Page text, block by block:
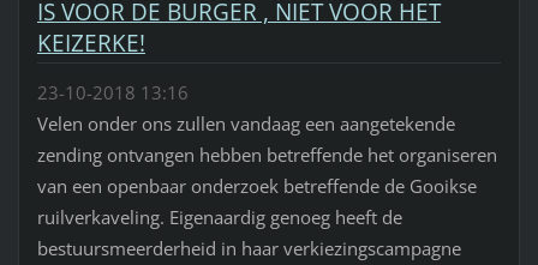
IS VOOR DE BURGER , NIET VOOR HET
KEIZERKE!
23-10-2018 13:16
Velen onder ons zullen vandaag een aangetekende
zending ontvangen hebben betreffende het organiseren
van een openbaar onderzoek betreffende de Gooikse
ruilverkaveling. Eigenaardig genoeg heeft de
bestuursmeerderheid in haar verkiezingscampagne